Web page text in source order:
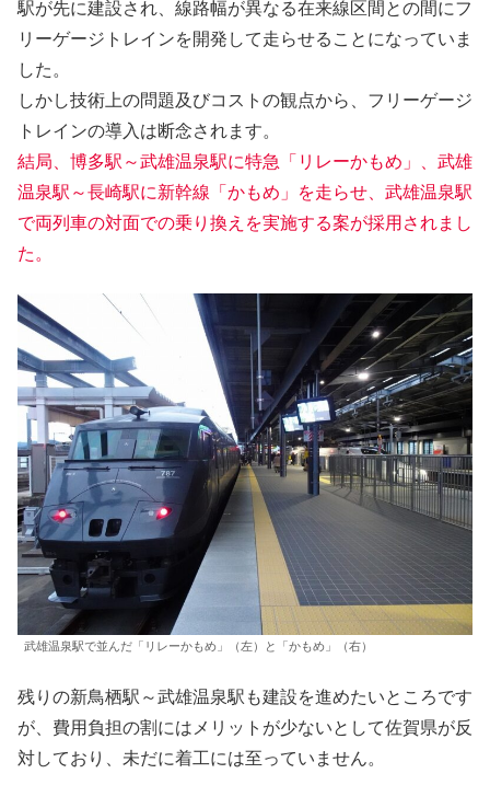
駅が先に建設され、線路幅が異なる在来線区間との間にフ
リーゲージトレインを開発して走らせることになっていま
した。
しかし技術上の問題及びコストの観点から、フリーゲージ
トレインの導入は断念されます。
結局、博多駅～武雄温泉駅に特急「リレーかもめ」、武雄
温泉駅～長崎駅に新幹線「かもめ」を走らせ、武雄温泉駅
で両列車の対面での乗り換えを実施する案が採用されまし
た。
武雄温泉駅で並んだ「リレーかもめ」（左）と「かもめ」（右）
残りの新鳥栖駅～武雄温泉駅も建設を進めたいところです
が、費用負担の割にはメリットが少ないとして佐賀県が反
対しており、未だに着工には至っていません。